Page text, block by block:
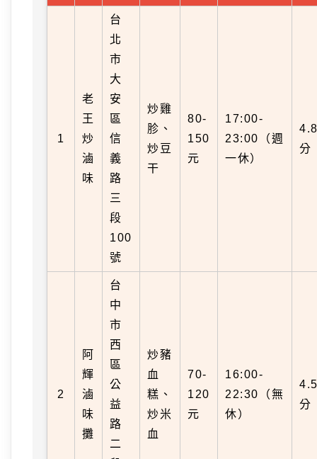
1
老
王
炒
滷
味
台
北
市
大
安
區
信
義
路
三
段
100
號
炒雞
胗、
炒豆
干
80-
150
元
17:00-
23:00（週
一休）
分
2
阿
輝
滷
味
攤
台
中
市
西
區
公
益
路
二
炒豬
血
糕、
炒米
血
70-
120
元
16:00-
22:30（無
休）
分